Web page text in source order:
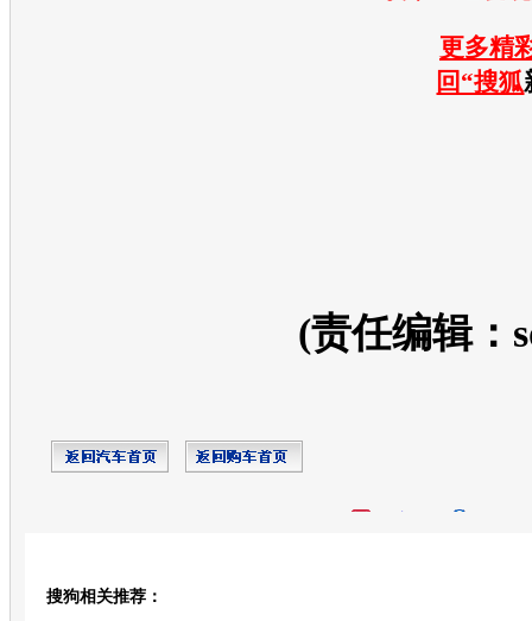
更多精
回“搜狐
(责任编辑：
搜狗相关推荐：